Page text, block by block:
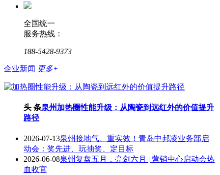
全国统一
服务热线：
188-5428-9373
企业新闻 更多+
头 条泉州加热圈性能升级：从陶瓷到远红外的价值提升
路径
2026-07-13泉州接地气、重实效！青岛中邦凌业务部启
动会：奖先进、玩抽奖、定目标
2026-06-08泉州复盘五月，亮剑六月 | 营销中心启动会热
血收官